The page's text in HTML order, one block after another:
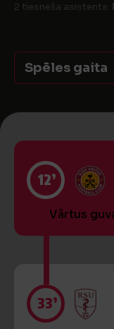
2 tiesneša asistents:
Spēles gaita
12’
Vārtus
33’